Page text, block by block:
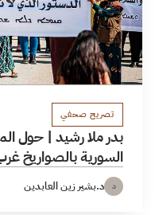
تصريح صحفي
بدر ملا رشيد | حول
السورية بالصواريخ
د د.بشير زين العابدين